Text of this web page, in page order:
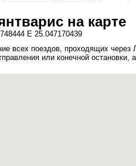
на карте
E 25.047170439
всех поездов, проходящих
или конечной